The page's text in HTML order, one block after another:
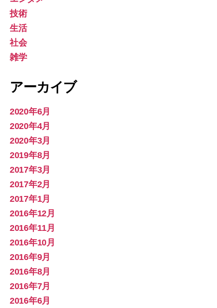
技術
生活
社会
雑学
アーカイブ
2020年6月
2020年4月
2020年3月
2019年8月
2017年3月
2017年2月
2017年1月
2016年12月
2016年11月
2016年10月
2016年9月
2016年8月
2016年7月
2016年6月